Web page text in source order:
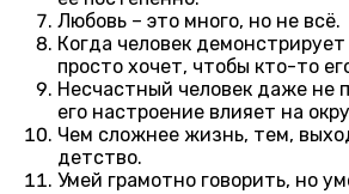
Любовь – это много, но не всё.
Когда человек
просто хочет, чтобы кто-то
Несчастный человек даже не
его настроение влияет на
Чем сложнее жизнь, тем,
детство.
Умей грамотно говорить, но